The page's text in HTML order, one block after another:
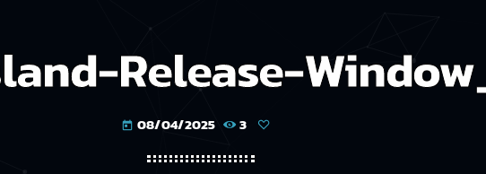
Release-
today 08/04/2025 3